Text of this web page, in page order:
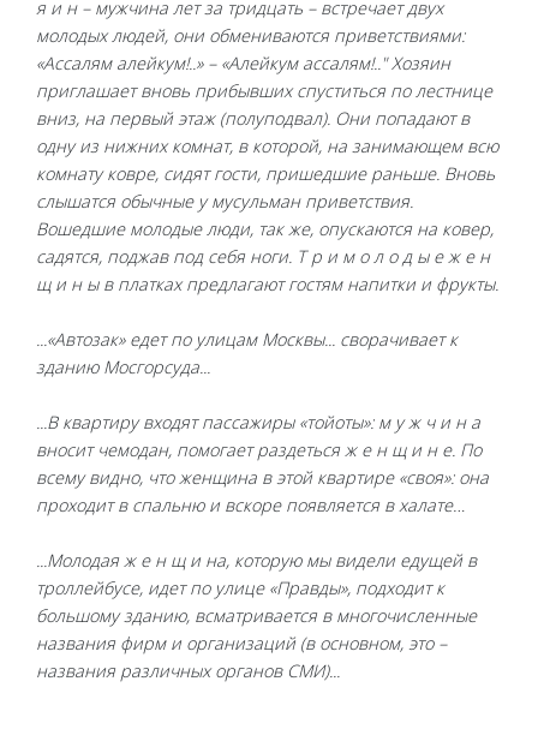
я и н – мужчина лет за тридцать – встречает двух
молодых людей, они обмениваются приветствиями:
«Ассалям алейкум!..» – «Алейкум ассалям!.." Хозяин
приглашает вновь прибывших спуститься по лестнице
вниз, на первый этаж (полуподвал). Они попадают в
одну из нижних комнат, в которой, на занимающем всю
комнату ковре, сидят гости, пришедшие раньше. Вновь
слышатся обычные у мусульман приветствия.
Вошедшие молодые люди, так же, опускаются на ковер,
садятся, поджав под себя ноги. Т р и м о л о д ы е ж е н
щ и н ы в платках предлагают гостям напитки и фрукты.
...«Автозак» едет по улицам Москвы... сворачивает к
зданию Мосгорсуда...
...В квартиру входят пассажиры «тойоты»: м у ж ч и н а
вносит чемодан, помогает раздеться ж е н щ и н е. По
всему видно, что женщина в этой квартире «своя»: она
проходит в спальню и вскоре появляется в халате…
...Молодая ж е н щ и на, которую мы видели едущей в
троллейбусе, идет по улице «Правды», подходит к
большому зданию, всматривается в многочисленные
названия фирм и организаций (в основном, это –
названия различных органов СМИ)...